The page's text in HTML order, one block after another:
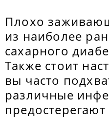
Плохо
из наиболее
сахарного
Также стоит
вы часто
различные